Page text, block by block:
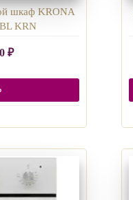
шкаф KRONA
KRN
₽